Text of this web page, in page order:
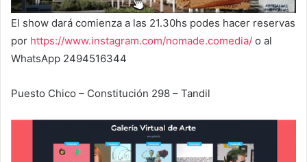
El show dará comienza a las 21.30hs podes hacer reservas
por https://www.instagram.com/nomade.comedia/ o al
WhatsApp 2494516344
Puesto Chico – Constitución 298 – Tandil